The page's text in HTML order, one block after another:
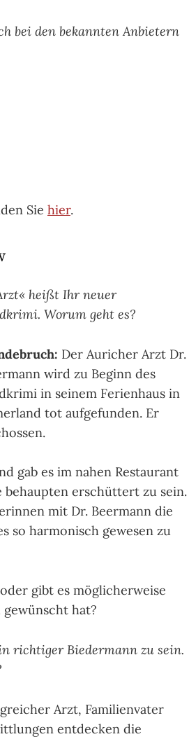
bei den bekannten Anbietern
Sie hier.
heißt Ihr neuer
Worum geht es?
Der Auricher Arzt Dr.
wird zu Beginn des
in seinem Ferienhaus in
tot aufgefunden. Er
gab es im nahen Restaurant
erschüttert zu sein.
mit Dr. Beermann die
so harmonisch gewesen zu
gibt es möglicherweise
hat?
richtiger Biedermann zu sein.
Arzt, Familienvater
entdecken die